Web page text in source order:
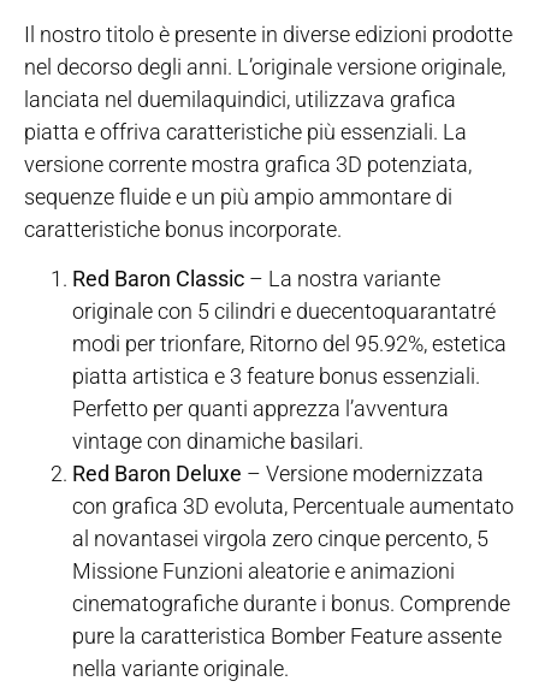
Il nostro titolo è presente in diverse edizioni prodotte
nel decorso degli anni. L’originale versione originale,
lanciata nel duemilaquindici, utilizzava grafica
piatta e offriva caratteristiche più essenziali. La
versione corrente mostra grafica 3D potenziata,
sequenze fluide e un più ampio ammontare di
caratteristiche bonus incorporate.
Red Baron Classic – La nostra variante
originale con 5 cilindri e duecentoquarantatré
modi per trionfare, Ritorno del 95.92%, estetica
piatta artistica e 3 feature bonus essenziali.
Perfetto per quanti apprezza l’avventura
vintage con dinamiche basilari.
Red Baron Deluxe – Versione modernizzata
con grafica 3D evoluta, Percentuale aumentato
al novantasei virgola zero cinque percento, 5
Missione Funzioni aleatorie e animazioni
cinematografiche durante i bonus. Comprende
pure la caratteristica Bomber Feature assente
nella variante originale.